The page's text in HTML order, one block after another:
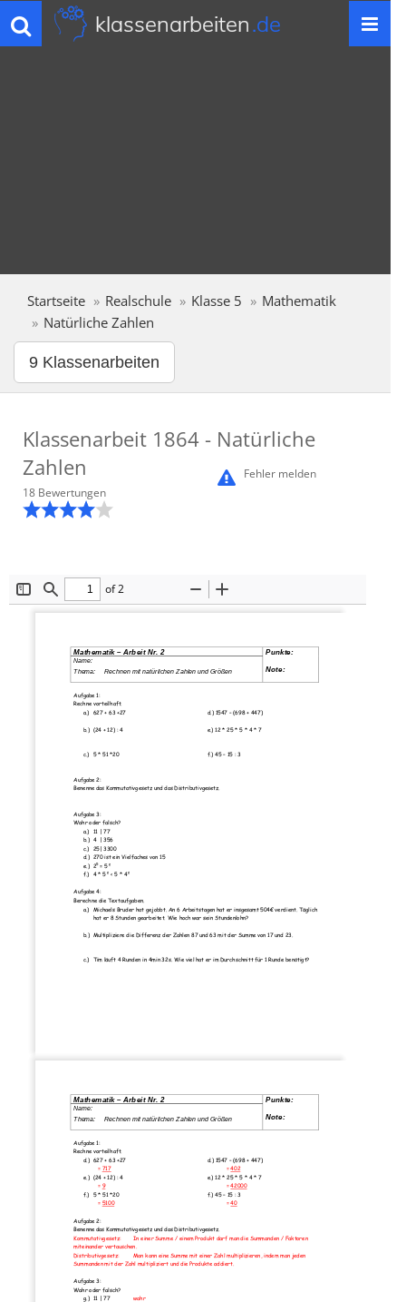
Toggle
navigation
klassenarbeiten.de
Startseite Realschule Klasse 5
Mathematik
Natürliche Zahlen
9 Klassenarbeiten
Klassenarbeit 1864 - Natürliche
Zahlen
Fehler melden
18 Bewertungen
Toggle
Sidebar
Find
of 2
Zoom
Out
In
Mathematik – Arbeit Nr. 2
Punkte:
Note:
Name:
Thema:     Rechnen mit natürlichen Zahlen und Größen
Aufgabe 1:
Rechne vorteilhaft.
a.)
627 + 63 +27 d.) 1547 – (698 + 447)
b.) (24 + 12) : 4 e.) 12 * 25 * 5 * 4 * 7
c.) 5 * 51 *20 f.) 45 – 15 : 3
Aufgabe 2:
Benenne das Kommutativgesetz und das Distributivgesetz.
Aufgabe 3:
Wahr oder falsch?
a.)
11 | 77
b.)
4  | 356
c.)
25| 3300
d.)
270 ist ein Vielfaches von 15
e.)
25 = 5²
f.)
4 * 5² < 5 * 4²
Aufgabe 4:
Berechne die Textaufgaben.
a.)
Michaels Bruder hat gejobbt. An 6 Arbeitstagen hat er insgesamt 504€ verdient. Täglich
hat er 8 Stunden gearbeitet. Wie hoch war sein Stundenlohn?
b.) Multipliziere die Differenz der Zahlen 87 und 63 mit der Summe von 17 und 23.
c.) Tim läuft 4 Runden in 4min 32s. Wie viel hat er im Durchschnitt für 1 Runde benötigt?
Mathematik – Arbeit Nr. 2
Punkte:
Note:
Name:
Thema:     Rechnen mit natürlichen Zahlen und Größen
Aufgabe 1:
Rechne vorteilhaft.
d.)
627 + 63 +27
d.) 1547 – (698 + 447)
= 717
= 402
e.)
(24 + 12) : 4
e.) 12 * 25 * 5 * 4 * 7
= 9
= 42000
f.)
5 * 51 *20
f.) 45 – 15 : 3
= 5100
= 40
Aufgabe 2:
Benenne das Kommutativgesetz und das Distributivgesetz.
Kommutativgesetz:
In einer Summe / einem Produkt darf man die Summanden / Faktoren
miteinander vertauschen.
Distributivgesetz:
Man kann eine Summe mit einer Zahl multiplizieren, indem man jeden
Summanden mit der Zahl multipliziert und die Produkte addiert.
Aufgabe 3:
Wahr oder falsch?
g.)
11 | 77
wahr